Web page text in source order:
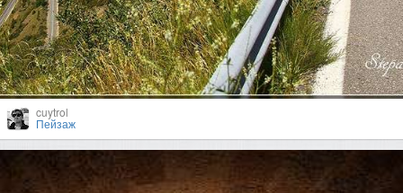
cuytrol
Пейзаж